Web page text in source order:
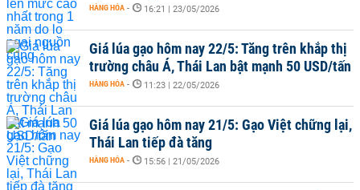
HÀNG HÓA - 16:21 | 23/05/2026
Giá lúa gạo hôm nay 22/5: Tăng trên khắp thị
trường châu Á, Thái Lan bật mạnh 50 USD/tấn
HÀNG HÓA - 11:23 | 22/05/2026
Giá lúa gạo hôm nay 21/5: Gạo Việt chững lại,
Thái Lan tiếp đà tăng
HÀNG HÓA - 15:56 | 21/05/2026